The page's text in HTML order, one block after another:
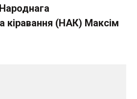
кіравання (НАК) Максім